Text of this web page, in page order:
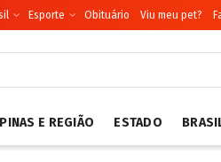
Esporte Obituário Viu meu pet?
E REGIÃO ESTADO